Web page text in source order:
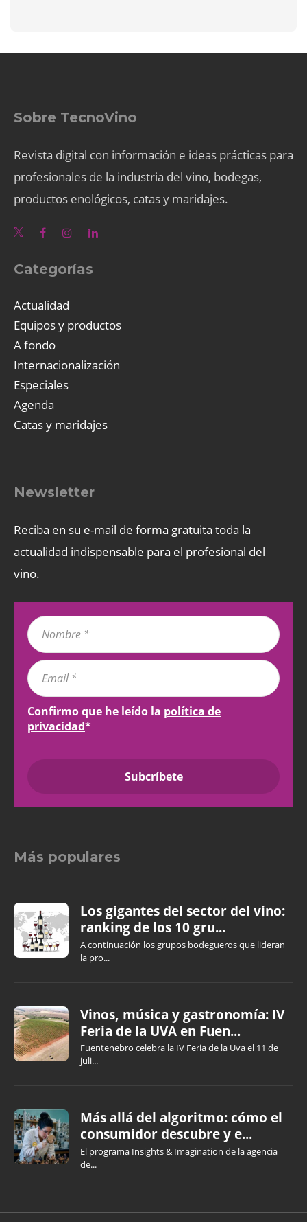
Sobre TecnoVino
Revista digital con información e ideas prácticas para
profesionales de la industria del vino, bodegas,
productos enológicos, catas y maridajes.
Categorías
Actualidad
Equipos y productos
A fondo
Internacionalización
Especiales
Agenda
Catas y maridajes
Newsletter
Reciba en su e-mail de forma gratuita toda la
actualidad indispensable para el profesional del
vino.
Confirmo que he leído la política de
privacidad*
Más populares
Los gigantes del sector del vino:
ranking de los 10 gru...
A continuación los grupos bodegueros que lideran
la pro...
Vinos, música y gastronomía: IV
Feria de la UVA en Fuen...
Fuentenebro celebra la IV Feria de la Uva el 11 de
juli...
Más allá del algoritmo: cómo el
consumidor descubre y e...
El programa Insights & Imagination de la agencia
de...